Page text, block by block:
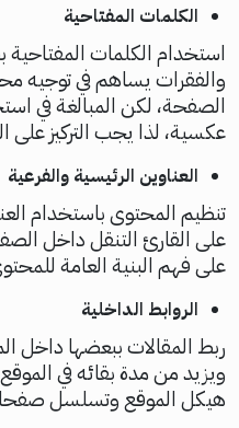
الكلمات المفتاحية
استخدام الكلمات
والفقرات يساهم في توجيه
الصفحة، لكن المبالغة في
عكسية، لذا يجب التركيز على
العناوين الرئيسية والفرعية
على القارئ التنقل داخل
على فهم البنية العامة
الروابط الداخلية
ربط المقالات ببعضها
ويزيد من مدة بقائه في
هيكل الموقع وتسلسل